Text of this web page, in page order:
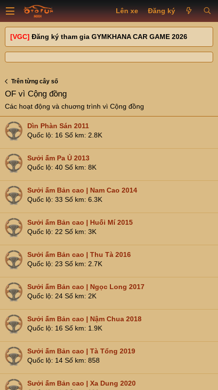
Lên xe Đăng ký
[VGC] Đăng ký tham gia GYMKHANA CAR GAME 2026
Trên từng cây số
OF vì Cộng đồng
Các hoạt động và chuơng trình vì Cộng đồng
Dìn Phàn Sán 2011
Quốc lộ 16 Số km 2.8K
Sưởi ấm Pa Ủ 2013
Quốc lộ 40 Số km 8K
Sưởi ấm Bản cao | Nam Cao 2014
Quốc lộ 33 Số km 6.3K
Sưởi ấm Bản cao | Huối Mí 2015
Quốc lộ 22 Số km 3K
Sưởi ấm Bản cao | Thu Tà 2016
Quốc lộ 23 Số km 2.7K
Sưởi ấm Bản cao | Ngọc Long 2017
Quốc lộ 24 Số km 2K
Sưởi ấm Bản cao | Nậm Chua 2018
Quốc lộ 16 Số km 1.9K
Sưởi ấm Bản cao | Tà Tổng 2019
Quốc lộ 14 Số km 858
Sưởi ấm Bản cao | Xa Dung 2020